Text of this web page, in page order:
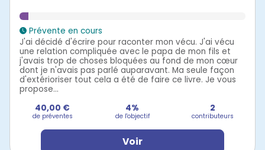
Prévente en cours
J'ai décidé d'écrire pour raconter mon vécu. J'ai vécu
une relation compliquée avec le papa de mon fils et
j'avais trop de choses bloquées au fond de mon cœur
dont je n'avais pas parlé auparavant. Ma seule façon
d'extérioriser tout cela a été de faire ce livre. Je vous
propose...
40,00 €
de préventes
4%
de l'objectif
2
contributeurs
Voir